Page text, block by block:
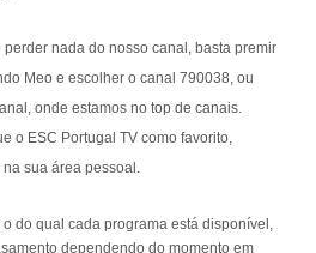
nada do nosso canal, basta premir
Meo e escolher o canal 790038, ou
onde estamos no top de canais.
o ESC Portugal TV como favorito,
sua área pessoal.
do qual cada programa está disponível,
dependendo do momento em